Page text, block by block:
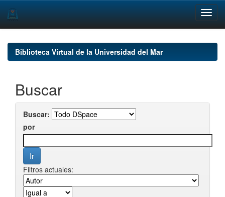
navigationBiblioteca Virtual de la Universidad del Mar
Buscar
Buscar:
por
Filtros actuales: